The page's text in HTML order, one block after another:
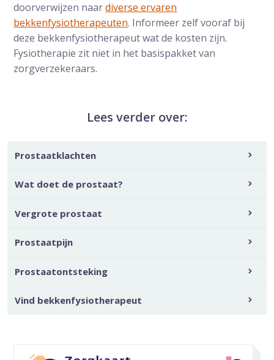
doorverwijzen naardiverse ervaren
bekkenfysiotherapeuten. Informeer zelf vooraf bij
deze bekkenfysiotherapeut wat de kosten zijn.
Fysiotherapie zit niet in het basispakket van
zorgverzekeraars.
Lees verder over:
Prostaatklachten
Wat doet de prostaat?
Vergrote prostaat
Prostaatpijn
Prostaatontsteking
Vind bekkenfysiotherapeut